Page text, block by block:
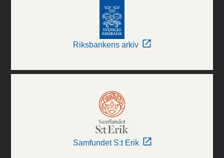
Riksbankens arkiv
Samfundet S:t Erik